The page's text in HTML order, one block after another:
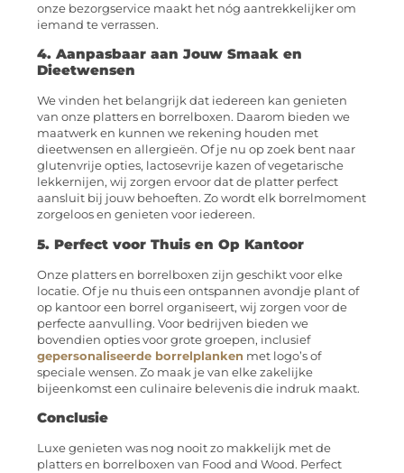
onze bezorgservice maakt het nóg aantrekkelijker om
iemand te verrassen.
4. Aanpasbaar aan Jouw Smaak en
Dieetwensen
We vinden het belangrijk dat iedereen kan genieten
van onze platters en borrelboxen. Daarom bieden we
maatwerk en kunnen we rekening houden met
dieetwensen en allergieën. Of je nu op zoek bent naar
glutenvrije opties, lactosevrije kazen of vegetarische
lekkernijen, wij zorgen ervoor dat de platter perfect
aansluit bij jouw behoeften. Zo wordt elk borrelmoment
zorgeloos en genieten voor iedereen.
5. Perfect voor Thuis en Op Kantoor
Onze platters en borrelboxen zijn geschikt voor elke
locatie. Of je nu thuis een ontspannen avondje plant of
op kantoor een borrel organiseert, wij zorgen voor de
perfecte aanvulling. Voor bedrijven bieden we
bovendien opties voor grote groepen, inclusief
gepersonaliseerde borrelplanken met logo’s of
speciale wensen. Zo maak je van elke zakelijke
bijeenkomst een culinaire belevenis die indruk maakt.
Conclusie
Luxe genieten was nog nooit zo makkelijk met de
platters en borrelboxen van Food and Wood. Perfect